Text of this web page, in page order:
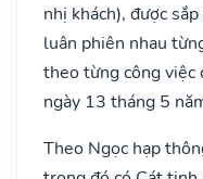
nhị khách), được
luân phiên nhau
theo từng công việc
ngày 13 tháng 5
Theo Ngọc hạp